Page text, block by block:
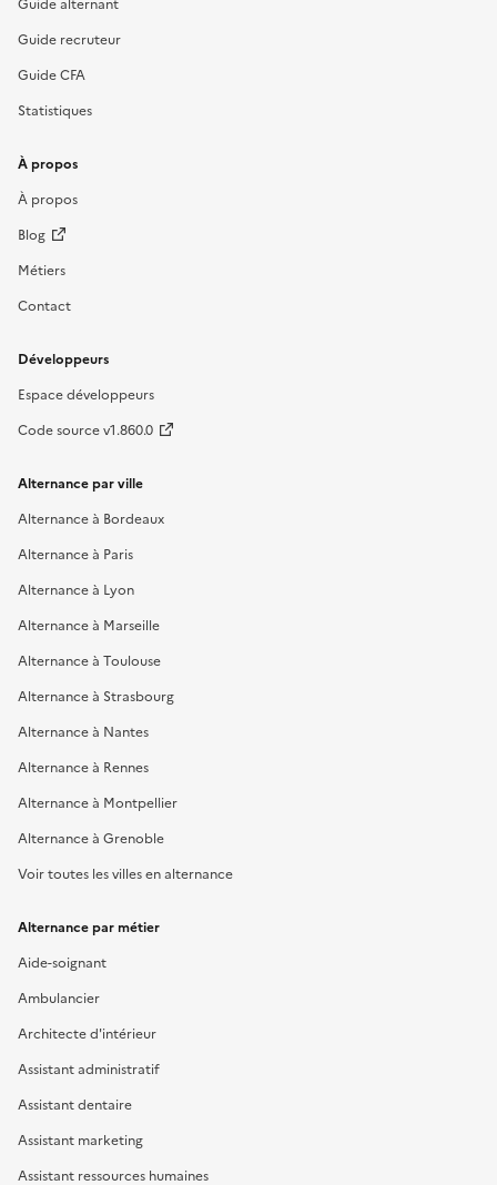
Guide recruteur
Guide CFA
Statistiques
À propos
À propos
Blog
Métiers
Contact
Développeurs
Espace développeurs
Code source v1.860.0
Alternance par ville
Alternance à Bordeaux
Alternance à Paris
Alternance à Lyon
Alternance à Marseille
Alternance à Toulouse
Alternance à Strasbourg
Alternance à Nantes
Alternance à Rennes
Alternance à Montpellier
Alternance à Grenoble
Voir toutes les villes en alternance
Alternance par métier
Aide-soignant
Ambulancier
Architecte d'intérieur
Assistant administratif
Assistant dentaire
Assistant marketing
Assistant ressources humaines